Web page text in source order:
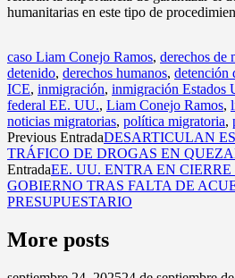
humanitarias en este tipo de
caso Liam Conejo Ramos, derechos de
detenido, derechos humanos, detención
ICE, inmigración, inmigración Estados
federal EE. UU., Liam Conejo Ramos,
noticias migratorias, política migratoria,
Previous EntradaDESARTICULAN
TRÁFICO DE DROGAS EN
EntradaEE. UU. ENTRA EN
GOBIERNO TRAS FALTA DE
PRESUPUESTARIO
More posts